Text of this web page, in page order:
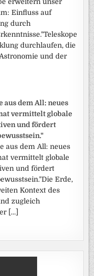
erweitern unser
Einfluss auf
durch
durchlaufen, die
und der
aus dem All: neues
vermittelt globale
und fördert
aus dem All: neues
vermittelt globale
und fördert
Erde,
Kontext des
zugleich
[…]